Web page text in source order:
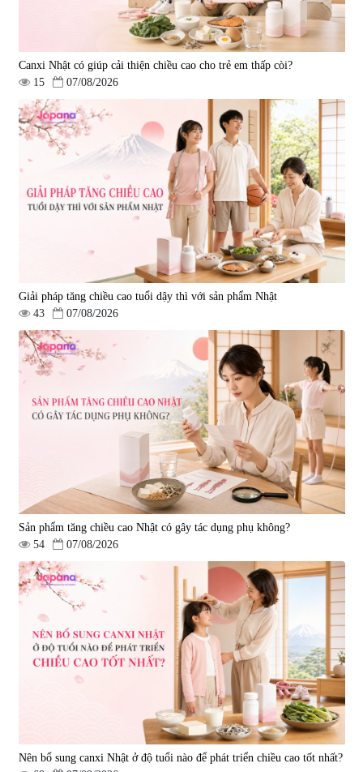
Viên uống hỗ trợ giấc ngủ Fujina
Sleepy Nhật Bản 80 viên
580.000 đ
điều trị đột quỵ Biken Kinase
Gold 60 viên
0
1.570.000 đ
Canxi Nhật có giúp cải thiện chiều cao cho trẻ em thấp còi?
15
07/08/2026
Giải pháp tăng chiều cao tuổi dậy thì với sản phẩm Nhật
43
07/08/2026
Sản phẩm tăng chiều cao Nhật có gây tác dụng phụ không?
54
07/08/2026
Nên bổ sung canxi Nhật ở độ tuổi nào để phát triển chiều cao tốt nhất?